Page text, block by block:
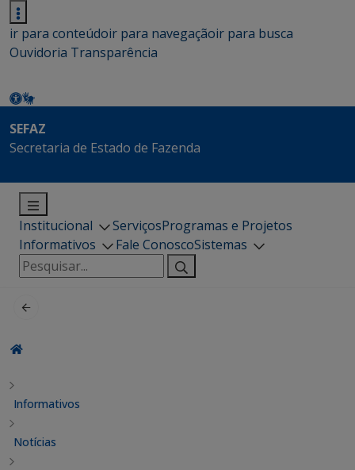
ir para conteúdoir para navegaçãoir para busca
Ouvidoria Transparência
SEFAZ
Secretaria de Estado de Fazenda
Institucional ServiçosProgramas e Projetos
Informativos
Fale ConoscoSistemas
Pesquisar
por:
Informativos
Notícias